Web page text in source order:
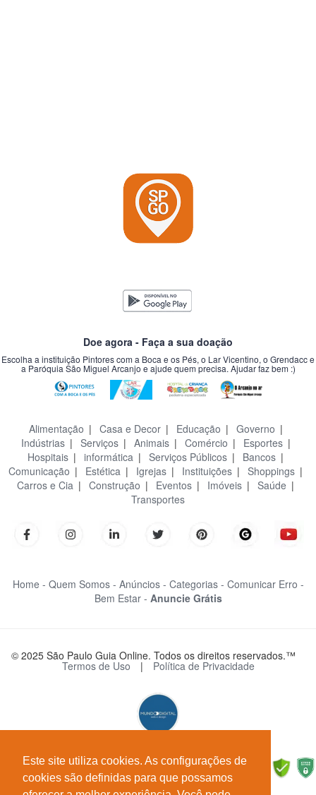
Este site utiliza cookies. As configurações de
cookies são definidas para que possamos
Doe agora - Faça a sua doação
Escolha a instituição Pintores com a Boca e os Pés, o Lar Vicentino, o Grendacc e
a Paróquia São Miguel Arcanjo e ajude quem precisa. Ajudar faz bem :)
Alimentação | Casa e Decor| Educação | Governo |
Indústrias| Serviços| Animais| Comércio | Esportes|
Hospitais | informática | Serviços Públicos | Bancos |
Comunicação | Estética | Igrejas | Instituições | Shoppings |
Carros e Cia | Construção | Eventos | Imóveis | Saúde |
Transportes
Home - Quem Somos - Anúncios - Categorias - Comunicar Erro -
Bem Estar - Anuncie Grátis
© 2025 São Paulo Guia Online. Todos os direitos reservados.™
Termos de Uso | Política de Privacidade